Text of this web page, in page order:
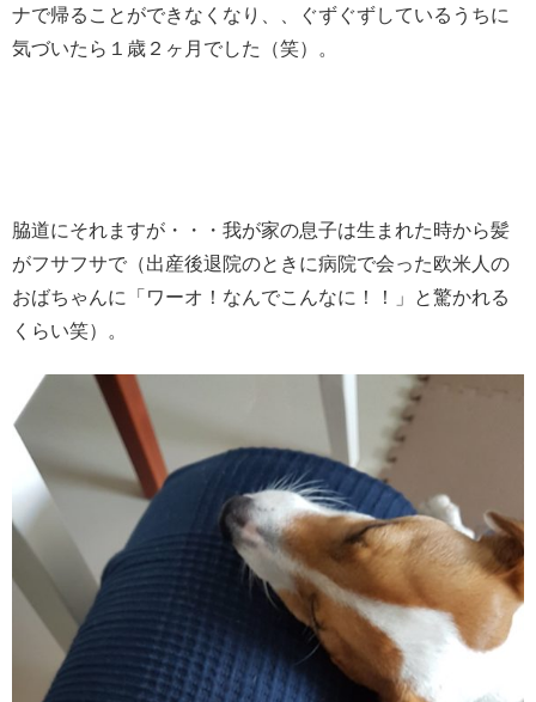
ナで帰ることができなくなり、、ぐずぐずしているうちに
気づいたら１歳２ヶ月でした（笑）。
脇道にそれますが・・・我が家の息子は生まれた時から髪
がフサフサで（出産後退院のときに病院で会った欧米人の
おばちゃんに「ワーオ！なんでこんなに！！」と驚かれる
くらい笑）。